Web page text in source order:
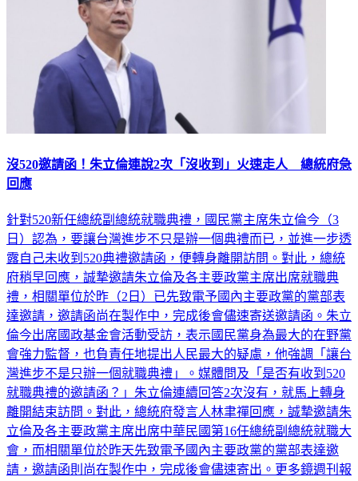
沒520邀請函！朱立倫連說2次「沒收到」火速走人 總統府急
回應
針對520新任總統副總統就職典禮，國民黨主席朱立倫今（3
日）認為，要讓台灣進步不只是辦一個典禮而已，並進一步透
露自己未收到520典禮邀請函，便轉身離開訪問。對此，總統
府稍早回應，誠摯邀請朱立倫及各主要政黨主席出席就職典
禮，相關單位於昨（2日）已先致電予國內主要政黨的黨部表
達邀請，邀請函尚在製作中，完成後會儘速寄送邀請函。朱立
倫今出席國政基金會活動受訪，表示國民黨身為最大的在野黨
會強力監督，也負責任地提出人民最大的疑慮，他強調「讓台
灣進步不是只辦一個就職典禮」。媒體問及「是否有收到520
就職典禮的邀請函？」朱立倫連續回答2次沒有，就馬上轉身
離開結束訪問。對此，總統府發言人林聿禪回應，誠摯邀請朱
立倫及各主要政黨主席出席中華民國第16任總統副總統就職大
會，而相關單位於昨天先致電予國內主要政黨的黨部表達邀
請，邀請函則尚在製作中，完成後會儘速寄出。更多鏡週刊報